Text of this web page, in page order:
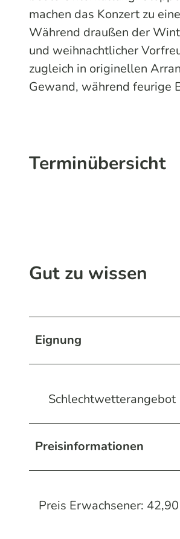
machen das Konzert zu
Während draußen der
und weihnachtlicher
zugleich in originellen
Gewand, während feurige
Terminübersicht
Gut zu wissen
Eignung
Schlechtwetterangebot
Preisinformationen
Preis Erwachsener: